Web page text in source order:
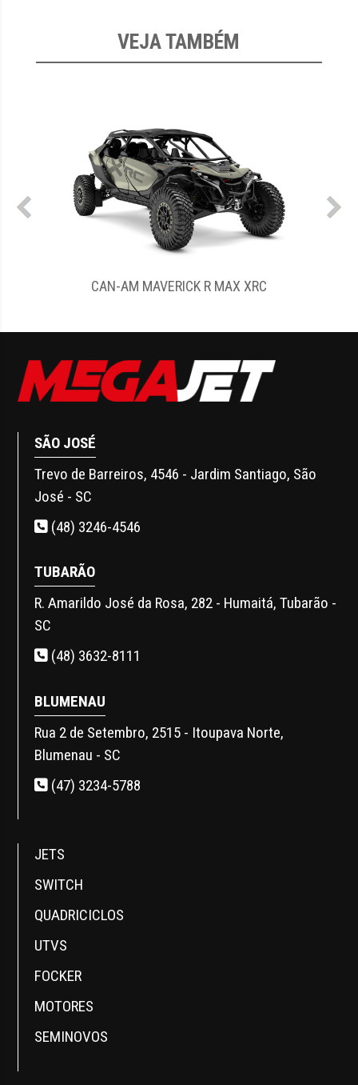
VEJA TAMBÉM
CAN-AM MAVERICK R XRC
SÃO JOSÉ
Trevo de Barreiros, 4546 - Jardim Santiago, São
José - SC
(48) 3246-4546
TUBARÃO
R. Amarildo José da Rosa, 282 - Humaitá, Tubarão -
SC
(48) 3632-8111
BLUMENAU
Rua 2 de Setembro, 2515 - Itoupava Norte,
Blumenau - SC
(47) 3234-5788
JETS
SWITCH
QUADRICICLOS
UTVS
FOCKER
MOTORES
SEMINOVOS